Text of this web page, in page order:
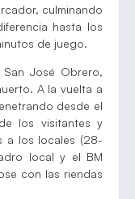
culminando
hasta los
de juego.
José Obrero,
A la vuelta a
desde el
los visitantes y
a los locales (28-
local y el BM
con las riendas